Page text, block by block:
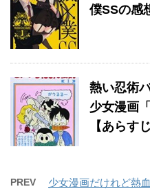
僕SSの感
熱い忍術
少女漫画
【あらす
PREV
少女漫画だけれど熱